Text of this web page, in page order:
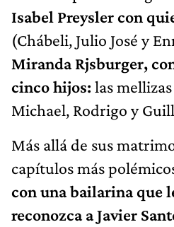
Isabel Preysler con
(Chábeli, Julio José y
Miranda Rjsburger,
cinco hijos: las
Michael, Rodrigo y
Más allá de sus
capítulos más
con una bailarina que
reconozca a Javier